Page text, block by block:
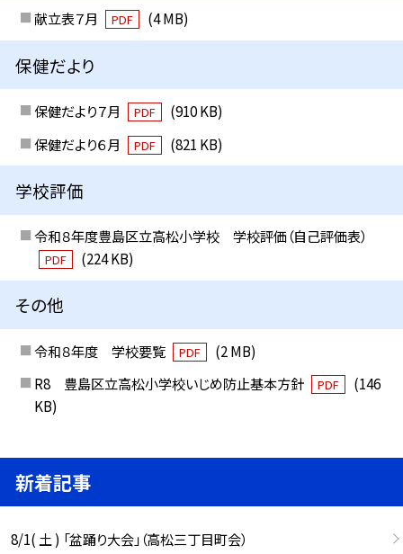
献立表７月 PDF (4 MB)
保健だより
保健だより７月 PDF
(910 KB)
保健だより６月
PDF (821 KB)
学校評価
令和８年度豊島区立高松小学校 学校評価（自己評価表）
PDF (224 KB)
その他
令和８年度 学校要覧 PDF
(2 MB)
R8 豊島区立高松小学校いじめ防止基本方針
PDF
(146
KB)
新着記事
8/1( 土 ) 「盆踊り大会」（高松三丁目町会）